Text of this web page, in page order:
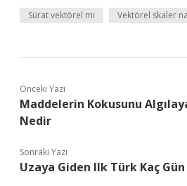
Sürat vektörel mi Vektörel skaler
Önceki Yazı
Maddelerin Kokusunu
Nedir
Sonraki Yazı
Uzaya Giden Ilk Türk Kaç